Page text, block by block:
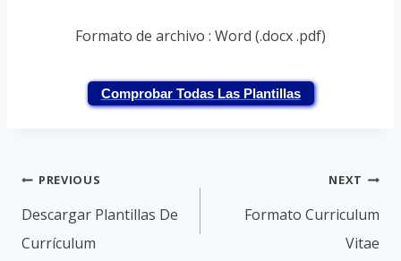
Formato de archivo : Word (.docx .pdf)
Comprobar Todas Las Plantillas
Post
navigation
PREVIOUS
Descargar Plantillas De
Currículum
NEXT
Formato Curriculum
Vitae